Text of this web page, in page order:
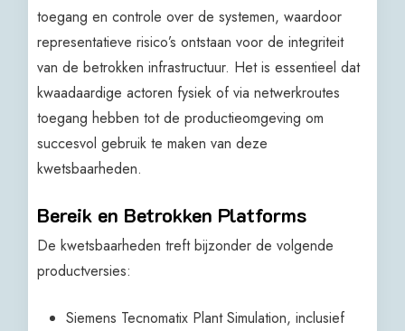
toegang en controle over de systemen, waardoor
representatieve risico’s ontstaan voor de integriteit
van de betrokken infrastructuur. Het is essentieel dat
kwaadaardige actoren fysiek of via netwerkroutes
toegang hebben tot de productieomgeving om
succesvol gebruik te maken van deze
kwetsbaarheden.
Bereik en Betrokken Platforms
De kwetsbaarheden treft bijzonder de volgende
productversies:
Siemens Tecnomatix Plant Simulation, inclusief